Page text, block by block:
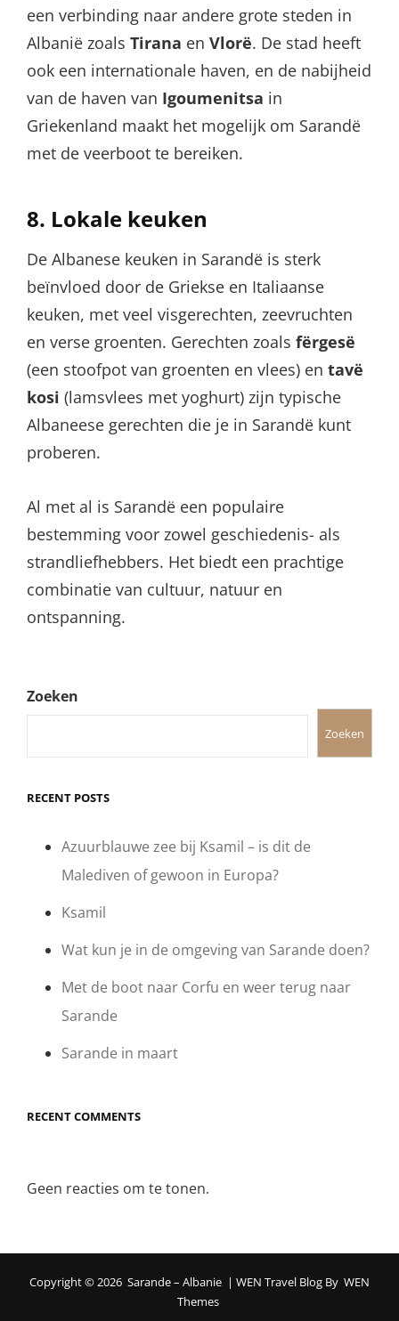
een verbinding naar andere grote steden in
Albanië zoals Tirana en Vlorë. De stad heeft
ook een internationale haven, en de nabijheid
van de haven van Igoumenitsa in
Griekenland maakt het mogelijk om Sarandë
met de veerboot te bereiken.
8. Lokale keuken
De Albanese keuken in Sarandë is sterk
beïnvloed door de Griekse en Italiaanse
keuken, met veel visgerechten, zeevruchten
en verse groenten. Gerechten zoals fërgesë
(een stoofpot van groenten en vlees) en tavë
kosi (lamsvlees met yoghurt) zijn typische
Albaneese gerechten die je in Sarandë kunt
proberen.
Al met al is Sarandë een populaire
bestemming voor zowel geschiedenis- als
strandliefhebbers. Het biedt een prachtige
combinatie van cultuur, natuur en
ontspanning.
Zoeken
Zoeken
RECENT POSTS
Azuurblauwe zee bij Ksamil – is dit de
Malediven of gewoon in Europa?
Ksamil
Wat kun je in de omgeving van Sarande doen?
Met de boot naar Corfu en weer terug naar
Sarande
Sarande in maart
RECENT COMMENTS
Geen reacties om te tonen.
Copyright © 2026 Sarande – Albanie | WEN Travel Blog By WEN
Themes